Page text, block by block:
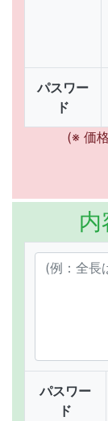
パスワー
ド
(※ 価
パスワー
ド